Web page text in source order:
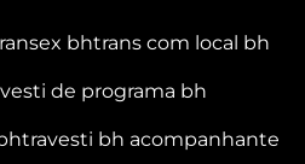
bhtrans com local bh
de programa bh
travesti bh acompanhante